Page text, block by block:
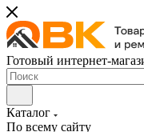
Готовый интернет-
Каталог
По всему сайту